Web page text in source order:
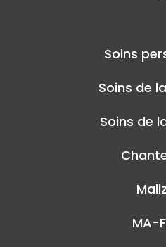
Soins
Soins de
Soins de
MA-